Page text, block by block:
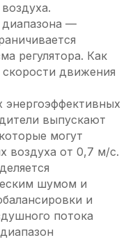
диапазона —
регулятора. Как
движения
выпускают
могут
воздуха от 0,7 м/c.
шумом и
и
потока